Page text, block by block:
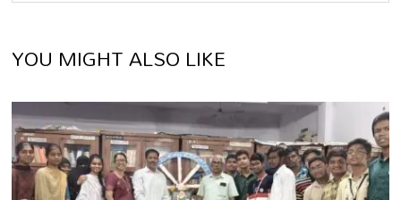
YOU MIGHT ALSO LIKE